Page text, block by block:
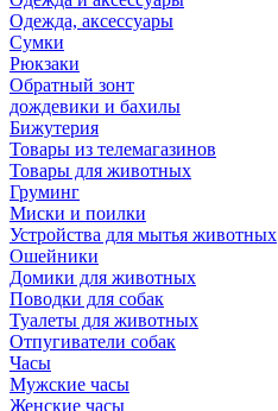
Одежда, аксессуары
Сумки
Рюкзаки
Обратный зонт
дождевики и бахилы
Бижутерия
Товары из телемагазинов
Товары для животных
Груминг
Миски и поилки
Устройства для мытья животных
Ошейники
Домики для животных
Поводки для собак
Туалеты для животных
Отпугиватели собак
Часы
Мужские часы
Женские часы